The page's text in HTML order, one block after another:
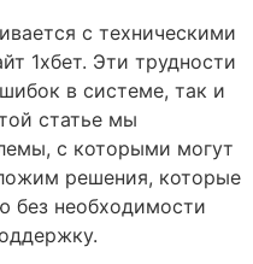
с техническими
1хбет. Эти трудности
в системе, так и
статье мы
с которыми могут
решения, которые
без необходимости